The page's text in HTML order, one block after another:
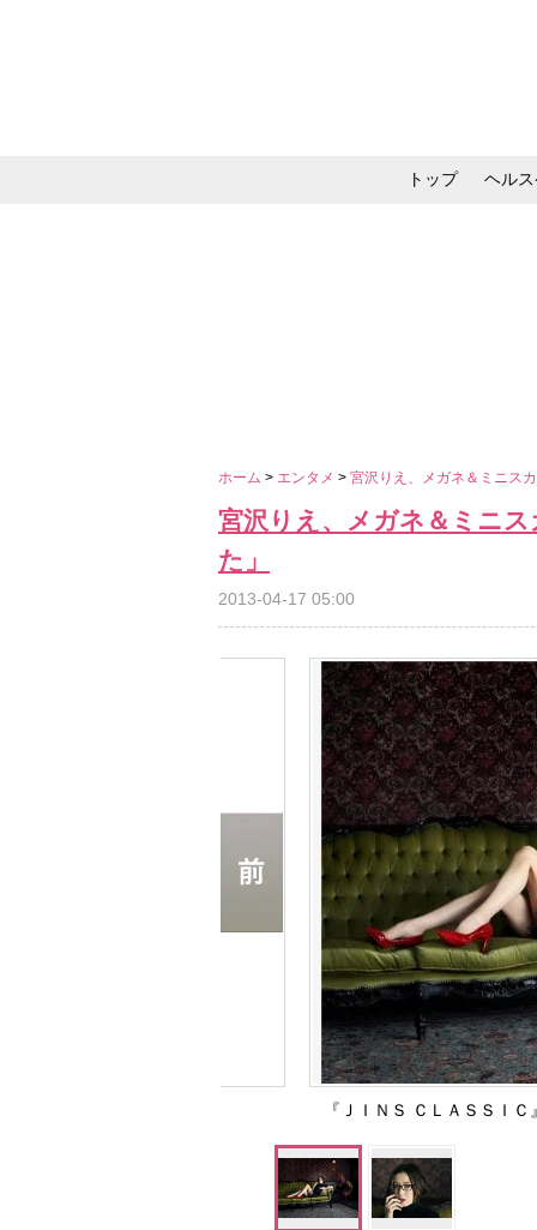
トップ ヘル
ホーム > エンタメ > 宮沢りえ、メガネ＆ミニス
宮沢りえ、メガネ＆ミニ
た」
2013-04-17 05:00
『ＪＩＮＳ ＣＬＡＳＳＩ